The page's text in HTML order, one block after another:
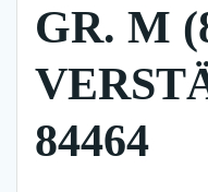
GR. M
84464